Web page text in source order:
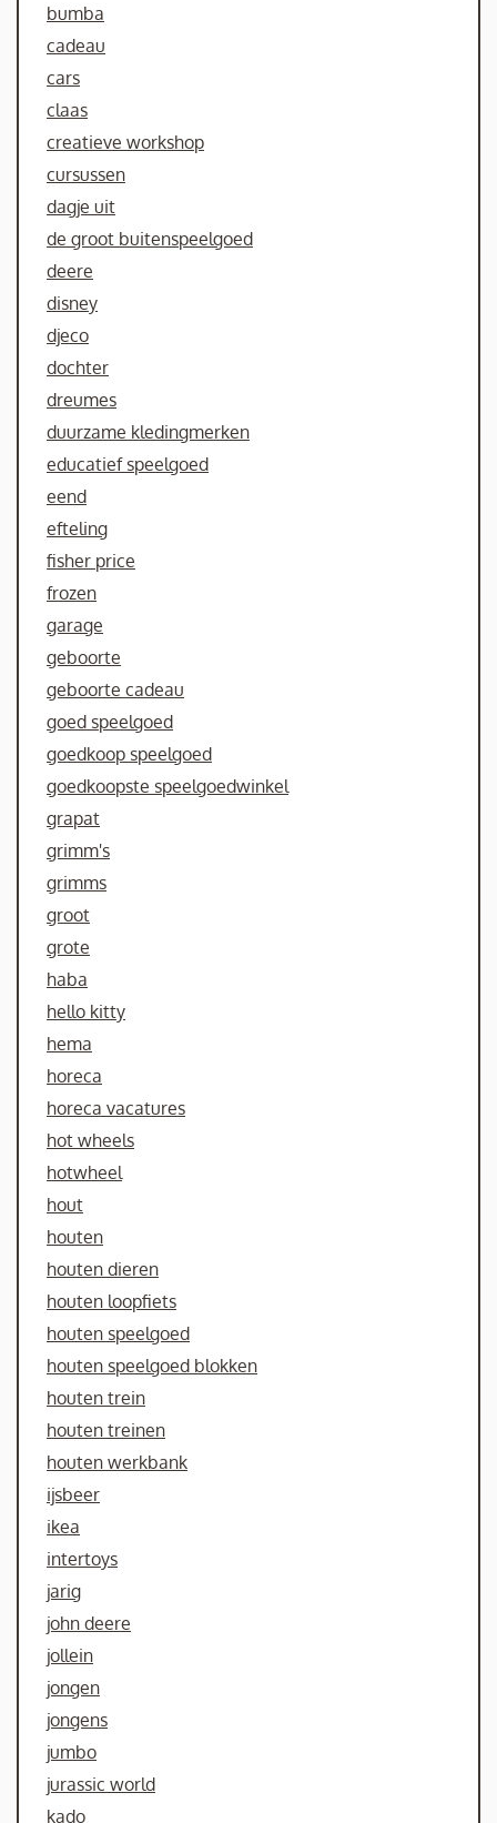
bumba
cadeau
cars
claas
creatieve workshop
cursussen
dagje uit
de groot buitenspeelgoed
deere
disney
djeco
dochter
dreumes
duurzame kledingmerken
educatief speelgoed
eend
efteling
fisher price
frozen
garage
geboorte
geboorte cadeau
goed speelgoed
goedkoop speelgoed
goedkoopste speelgoedwinkel
grapat
grimm's
grimms
groot
grote
haba
hello kitty
hema
horeca
horeca vacatures
hot wheels
hotwheel
hout
houten
houten dieren
houten loopfiets
houten speelgoed
houten speelgoed blokken
houten trein
houten treinen
houten werkbank
ijsbeer
ikea
intertoys
jarig
john deere
jollein
jongen
jongens
jumbo
jurassic world
kado